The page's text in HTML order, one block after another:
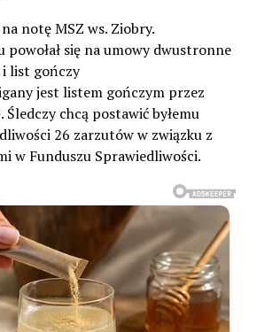
notę MSZ ws. Ziobry.
się na umowy dwustronne
i list gończy
jest listem gończym przez
chcą postawić byłemu
26 zarzutów w związku z
w Funduszu Sprawiedliwości.